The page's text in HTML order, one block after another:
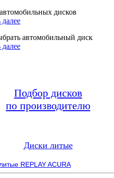
дисков
далее
автомобильный диск
далее
Подбор дисков
по производителю
Диски литые
REPLAY ACURA